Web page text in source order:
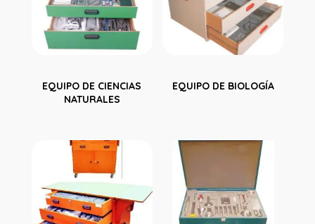
EQUIPO DE CIENCIAS
NATURALES
EQUIPO DE BIOLOGÍA